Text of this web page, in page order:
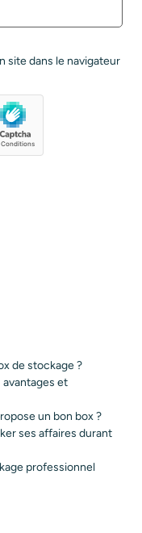
site dans le navigateur
de stockage ?
avantages et
un bon box ?
ses affaires durant
professionnel